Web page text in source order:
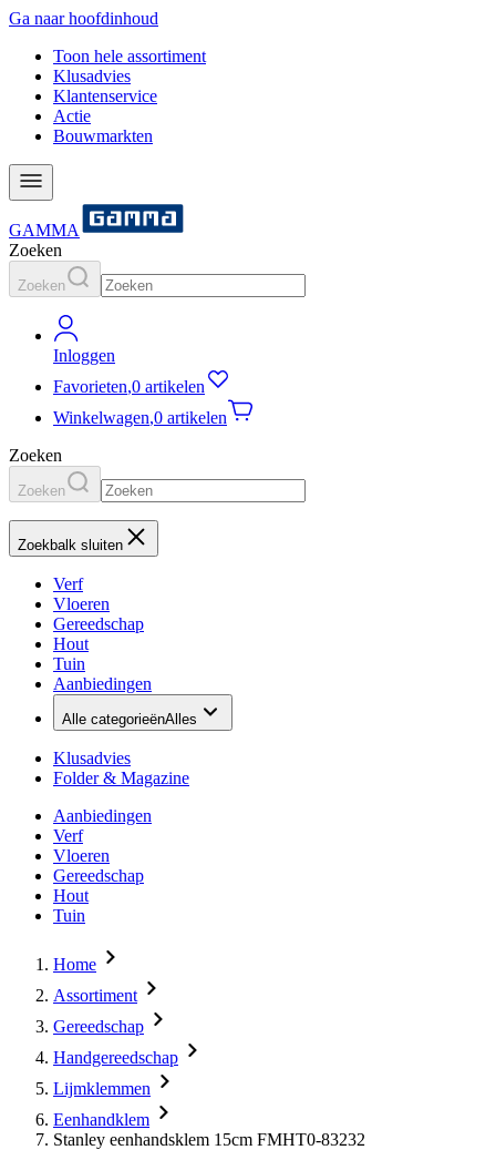
Ga naar hoofdinhoud
Toon hele assortiment
Klusadvies
Klantenservice
Actie
Bouwmarkten
GAMMA
Zoeken
Zoeken
Inloggen
Favorieten,0 artikelen
Winkelwagen,0 artikelen
Zoeken
Zoeken
Zoekbalk sluiten
Verf
Vloeren
Gereedschap
Hout
Tuin
Aanbiedingen
Alle categorieënAlles
Klusadvies
Folder & Magazine
Aanbiedingen
Verf
Vloeren
Gereedschap
Hout
Tuin
Home
Assortiment
Gereedschap
Handgereedschap
Lijmklemmen
Eenhandklem
Stanley eenhandsklem 15cm FMHT0-83232